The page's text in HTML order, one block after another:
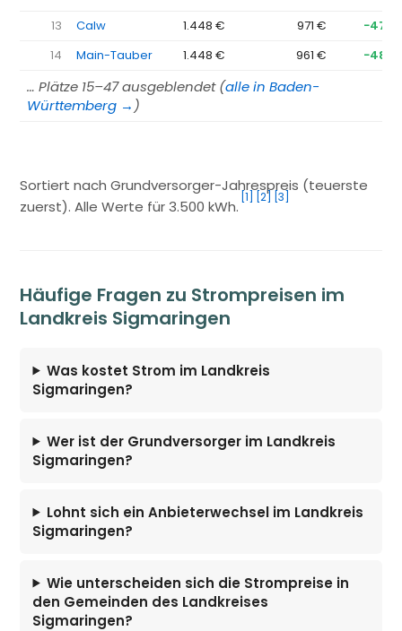
13
Calw 1.448 € 971 €
−478
14
Main-Tauber 1.448 € 961 € −487
… Plätze 15–47 ausgeblendet (alle in Baden-
Württemberg → )
Sortiert nach Grundversorger-Jahrespreis (teuerste
zuerst). Alle Werte für 3.500 kWh.
[1] [2] [3]
Häufige Fragen zu Strompreisen im
Landkreis Sigmaringen
Was kostet Strom im Landkreis
Sigmaringen?
Wer ist der Grundversorger im Landkreis
Sigmaringen?
Lohnt sich ein Anbieterwechsel im Landkreis
Sigmaringen?
Wie unterscheiden sich die Strompreise in
den Gemeinden des Landkreises
Sigmaringen?